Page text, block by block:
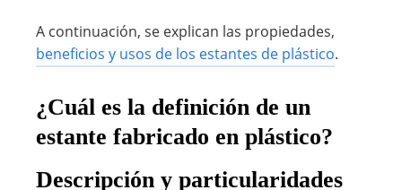
A continuación, se explican las propiedades,
beneficios y usos de los estantes de plástico.
¿Cuál es la definición de un
estante fabricado en plástico?
Descripción y particularidades